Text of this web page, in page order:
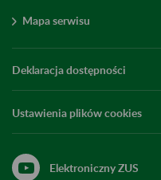
Mapa serwisu
Deklaracja dostępności
Ustawienia plików cookies
Elektroniczny ZUS